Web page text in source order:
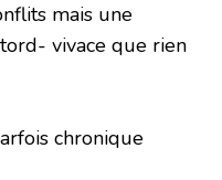
mais une
vivace que rien
chronique